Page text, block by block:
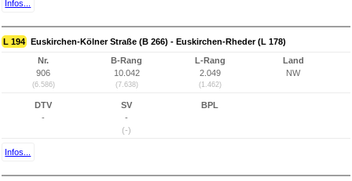
Infos...
L 194 Euskirchen-Kölner Straße (B 266) - Euskirchen-Rheder (L 178)
Nr.
906
(6.586)
B-Rang
10.042
(7.638)
L-Rang
2.049
(1.462)
Land
NW
DTV
-
SV
-
(-)
BPL
Infos...